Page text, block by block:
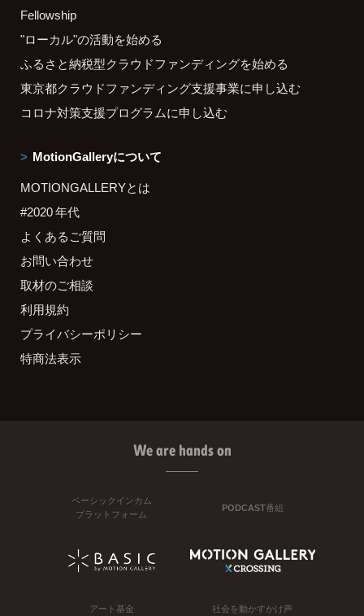
Fellowship
"ローカル"の活動を始める
ふるさと納税型クラウドファンディングを始める
東京都クラウドファンディング支援事業に申し込む
コロナ対策支援プログラムに申し込む
MotionGalleryについて
MOTIONGALLERYとは
#2020 年代
よくあるご質問
お問い合わせ
取材のご相談
利用規約
プライバシーポリシー
特商法表示
We are hands on
ベーシックインカム
プラットフォーム
PODCAST番組
アート基金 社会を動かすかけ声